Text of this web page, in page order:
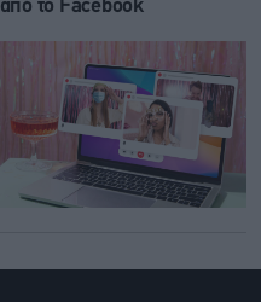
από το Facebook